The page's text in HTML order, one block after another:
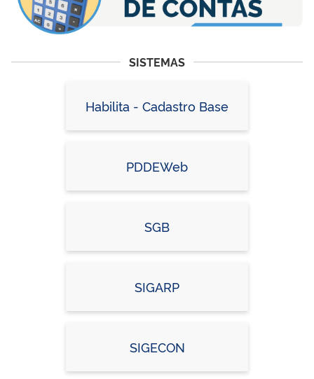
SISTEMAS
Habilita - Cadastro Base
PDDEWeb
SGB
SIGARP
SIGECON